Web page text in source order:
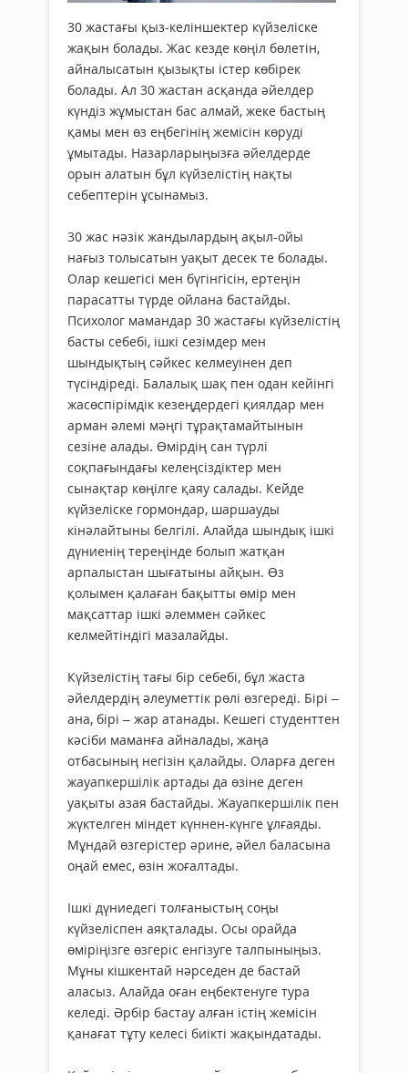
30 жастағы қыз-келіншектер күйзеліске
жақын болады. Жас кезде көңіл бөлетін,
айналысатын қызықты істер көбірек
болады. Ал 30 жастан асқанда әйелдер
күндіз жұмыстан бас алмай, жеке бастың
қамы мен өз еңбегінің жемісін көруді
ұмытады. Назарларыңызға әйелдерде
орын алатын бұл күйзелістің нақты
себептерін ұсынамыз.
30 жас нәзік жандылардың ақыл-ойы
нағыз толысатын уақыт десек те болады.
Олар кешегісі мен бүгінгісін, ертеңін
парасатты түрде ойлана бастайды.
Психолог мамандар 30 жастағы күйзелістің
басты себебі, ішкі сезімдер мен
шындықтың сәйкес келмеуінен деп
түсіндіреді. Балалық шақ пен одан кейінгі
жасөспірімдік кезеңдердегі қиялдар мен
арман әлемі мәңгі тұрақтамайтынын
сезіне алады. Өмірдің сан түрлі
соқпағындағы келеңсіздіктер мен
сынақтар көңілге қаяу салады. Кейде
күйзеліске гормондар, шаршауды
кінәлайтыны белгілі. Алайда шындық ішкі
дүниенің тереңінде болып жатқан
арпалыстан шығатыны айқын. Өз
қолымен қалаған бақытты өмір мен
мақсаттар ішкі әлеммен сәйкес
келмейтіндігі мазалайды.
Күйзелістің тағы бір себебі, бұл жаста
әйелдердің әлеуметтік рөлі өзгереді. Бірі –
ана, бірі – жар атанады. Кешегі студенттен
кәсіби маманға айналады, жаңа
отбасының негізін қалайды. Оларға деген
жауапкершілік артады да өзіне деген
уақыты азая бастайды. Жауапкершілік пен
жүктелген міндет күннен-күнге ұлғаяды.
Мұндай өзгерістер әрине, әйел баласына
оңай емес, өзін жоғалтады.
Ішкі дүниедегі толғаныстың соңы
күйзеліспен аяқталады. Осы орайда
өміріңізге өзгеріс енгізуге талпыныңыз.
Мұны кішкентай нәрседен де бастай
аласыз. Алайда оған еңбектенуге тура
келеді. Әрбір бастау алған істің жемісін
қанағат тұту келесі биікті жақындатады.